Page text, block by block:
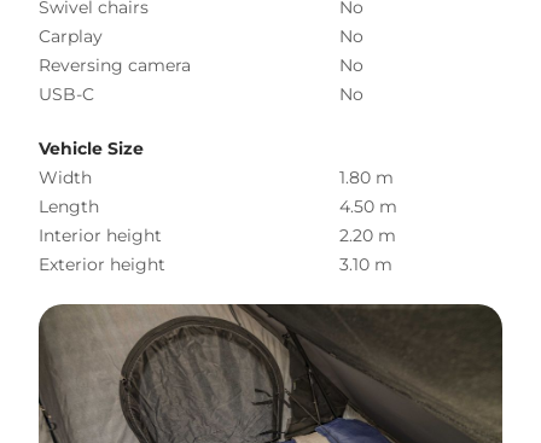
Swivel chairs
No
Carplay
No
Reversing camera
No
USB-C
No
Vehicle Size
Width
1.80 m
Length
4.50 m
Interior height
2.20 m
Exterior height
3.10 m